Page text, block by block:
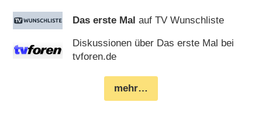
Das erste Mal auf TV Wunschliste
Diskussionen über Das erste Mal bei
tvforen.de
mehr…